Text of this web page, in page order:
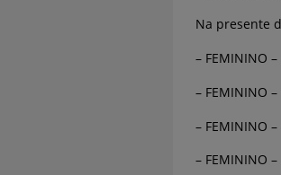
Na presente
– FEMININO
– FEMININO
– FEMININO
– FEMININO